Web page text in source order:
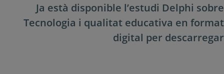
Ja està disponible l’estudi Delphi sobre
Tecnologia i qualitat educativa en format
digital per descarregar